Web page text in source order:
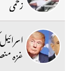
غزہ